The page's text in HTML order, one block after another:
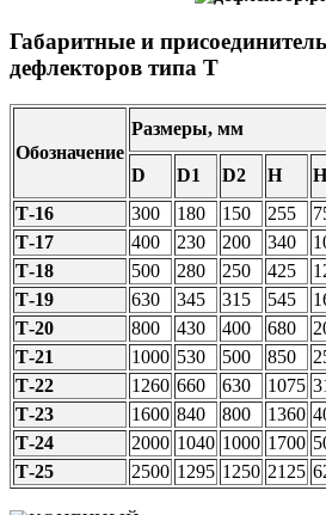
Габаритные и
дефлекторов типа Т
Обозначение
Размеры, мм
D D1 D2 H
Т-16
300 180 150 255
Т-17
400 230 200 340
Т-18
500 280 250 425
Т-19
630 345 315 545
Т-20
800 430 400 680
Т-21
1000 530 500 850
Т-22
1260 660 630 1075
Т-23
1600 840 800 1360
Т-24
2000 1040 1000 1700
Т-25
2500 1295 1250 2125